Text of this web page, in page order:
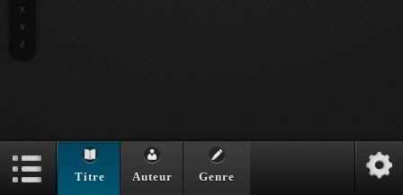
X
Y
Z
Titre Auteur Genre